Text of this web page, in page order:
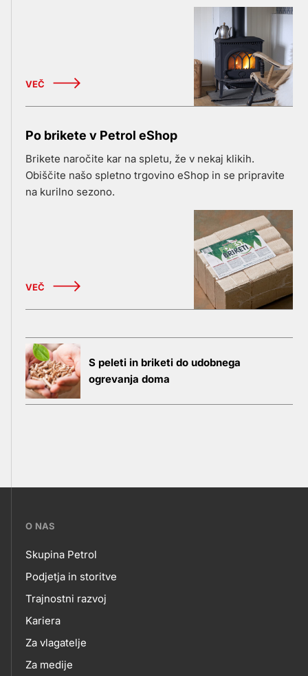
VEČ
Po brikete v Petrol eShop
Brikete naročite kar na spletu, že v nekaj klikih.
Obiščite našo spletno trgovino eShop in se pripravite
na kurilno sezono.
VEČ
S peleti in briketi do udobnega
ogrevanja doma
???
skupno.footer-
title???
O NAS
O
NAS
Skupina Petrol
Podjetja in storitve
Trajnostni razvoj
Kariera
Za vlagatelje
Za medije